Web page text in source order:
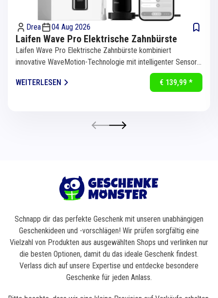
Drea 04 Aug 2026
Laifen Wave Pro Elektrische Zahnbürste
Laifen Wave Pro Elektrische Zahnbürste kombiniert
innovative WaveMotion-Technologie mit intelligenter Sensorik
WEITERLESEN
€ 139,99 *
Schnapp dir das perfekte Geschenk mit unseren unabhängigen
Geschenkideen und -vorschlägen! Wir prüfen sorgfältig eine
Vielzahl von Produkten aus ausgewählten Shops und verlinken nur
die besten Optionen, damit du das ideale Geschenk findest.
Verlass dich auf unsere Expertise und entdecke besondere
Geschenke für jeden Anlass.